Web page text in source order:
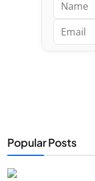
Popular Posts